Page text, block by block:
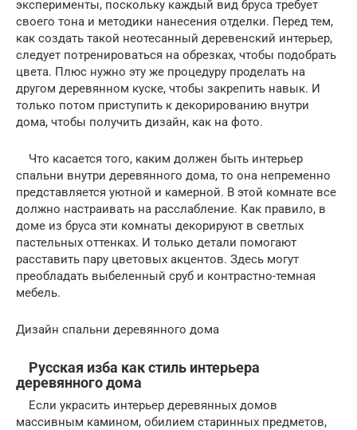
эксперименты, поскольку каждый вид бруса требует
своего тона и методики нанесения отделки. Перед тем,
как создать такой неотесанный деревенский интерьер,
следует потренироваться на обрезках, чтобы подобрать
цвета. Плюс нужно эту же процедуру проделать на
другом деревянном куске, чтобы закрепить навык. И
только потом приступить к декорированию внутри
дома, чтобы получить дизайн, как на фото.
Что касается того, каким должен быть интерьер
спальни внутри деревянного дома, то она непременно
представляется уютной и камерной. В этой комнате все
должно настраивать на расслабление. Как правило, в
доме из бруса эти комнаты декорируют в светлых
пастельных оттенках. И только детали помогают
расставить пару цветовых акцентов. Здесь могут
преобладать выбеленный сруб и контрастно-темная
мебель.
Дизайн спальни деревянного дома
Русская изба как стиль интерьера
деревянного дома
Если украсить интерьер деревянных домов
массивным камином, обилием старинных предметов,